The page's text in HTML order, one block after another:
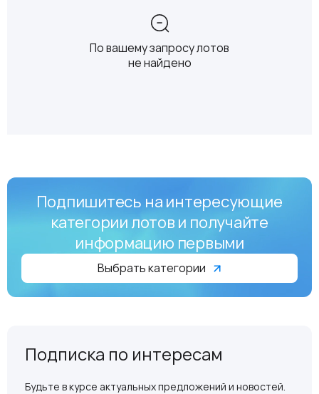
По вашему запросу лотов
не найдено
Подпишитесь на интересующие
категории лотов и получайте
информацию первыми
Выбрать категории
Подписка по интересам
Будьте в курсе актуальных предложений и новостей.